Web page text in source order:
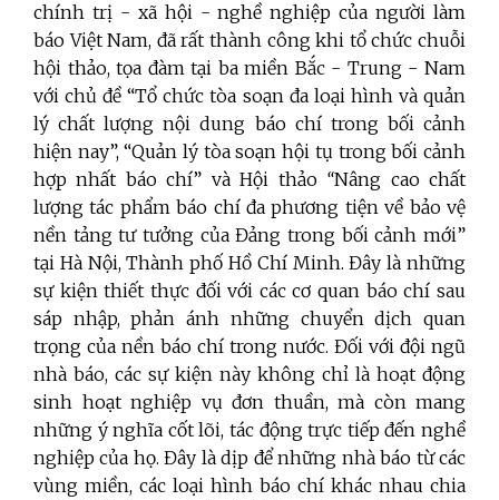
chính trị - xã hội - nghề nghiệp của người làm
báo Việt Nam, đã rất thành công khi tổ chức chuỗi
hội thảo, tọa đàm tại ba miền Bắc - Trung - Nam
với chủ đề “Tổ chức tòa soạn đa loại hình và quản
lý chất lượng nội dung báo chí trong bối cảnh
hiện nay”, “Quản lý tòa soạn hội tụ trong bối cảnh
hợp nhất báo chí” và Hội thảo “Nâng cao chất
lượng tác phẩm báo chí đa phương tiện về bảo vệ
nền tảng tư tưởng của Đảng trong bối cảnh mới”
tại Hà Nội, Thành phố Hồ Chí Minh. Đây là những
sự kiện thiết thực đối với các cơ quan báo chí sau
sáp nhập, phản ánh những chuyển dịch quan
trọng của nền báo chí trong nước. Đối với đội ngũ
nhà báo, các sự kiện này không chỉ là hoạt động
sinh hoạt nghiệp vụ đơn thuần, mà còn mang
những ý nghĩa cốt lõi, tác động trực tiếp đến nghề
nghiệp của họ. Đây là dịp để những nhà báo từ các
vùng miền, các loại hình báo chí khác nhau chia